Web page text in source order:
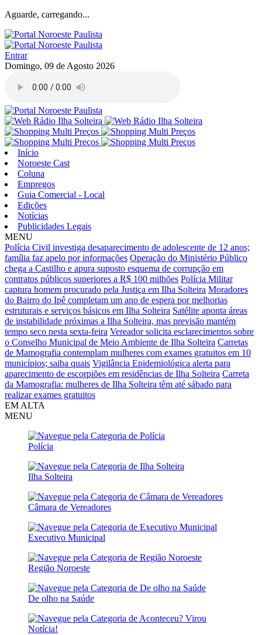
Aguarde, carregando...
Entrar
Domingo, 09 de Agosto 2026
Início
Noroeste Cast
Coluna
Empregos
Guia Comercial - Local
Edições
Notícias
Publicidades Legais
MENU
Polícia Civil investiga desaparecimento de adolescente de 12 anos;
família faz apelo por informações Operação do Ministério Público
chega a Castilho e apura suposto esquema de corrupção em
contratos públicos superiores a R$ 100 milhões Polícia Militar
captura homem procurado pela Justiça em Ilha Solteira Moradores
do Bairro do Ipê completam um ano de espera por melhorias
estruturais e serviços básicos em Ilha Solteira Satélite aponta áreas
de instabilidade próximas a Ilha Solteira, mas previsão mantém
tempo seco nesta sexta-feira Vereador solicita esclarecimentos sobre
o Conselho Municipal de Meio Ambiente de Ilha Solteira Carretas
de Mamografia contemplam mulheres com exames gratuitos em 10
municípios; saiba quais Vigilância Epidemiológica alerta para
aparecimento de escorpiões em residências de Ilha Solteira Carreta
da Mamografia: mulheres de Ilha Solteira têm até sábado para
realizar exames gratuitos
EM ALTA
MENU
Polícia
Ilha Solteira
Câmara de Vereadores
Executivo Municipal
Região Noroeste
De olho na Saúde